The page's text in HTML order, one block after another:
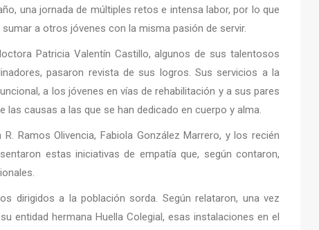
una jornada de múltiples retos e intensa labor, por lo que
a otros jóvenes con la misma pasión de servir.
Patricia Valentín Castillo, algunos de sus talentosos
pasaron revista de sus logros. Sus servicios a la
a los jóvenes en vías de rehabilitación y a sus pares
causas a las que se han dedicado en cuerpo y alma.
Ramos Olivencia, Fabiola González Marrero, y los recién
estas iniciativas de empatía que, según contaron,
dirigidos a la población sorda. Según relataron, una vez
entidad hermana Huella Colegial, esas instalaciones en el